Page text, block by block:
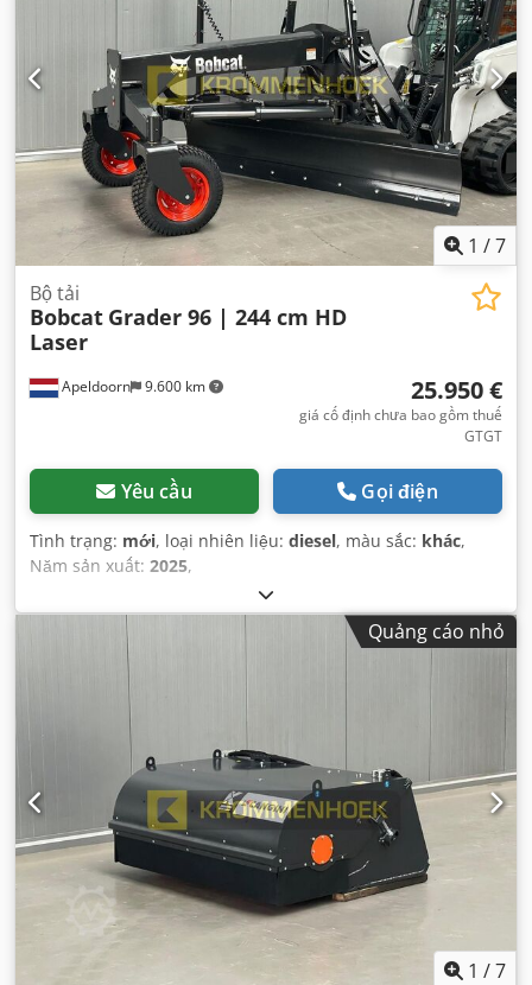
1 /7
Apeldoorn 9.600 km
Bộ tải
Bobcat Grader 96 | 244 cm HD
Laser
25.950 €
giá cố định chưa bao gồm thuế
GTGT
Yêu cầu Gọi điện
Tình trạng: mới, loại nhiên liệu: diesel, màu sắc: khác,
Năm sản xuất: 2025,
Quảng cáo nhỏ
1 /7